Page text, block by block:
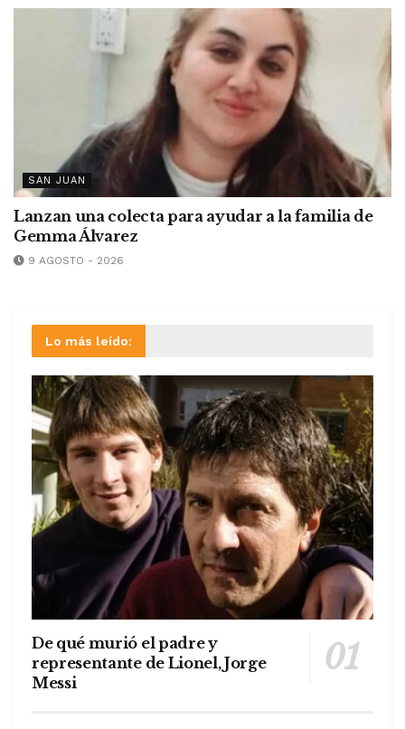
SAN JUAN
Lanzan una colecta para ayudar a la familia de
Gemma Álvarez
9 AGOSTO - 2026
Lo más leído:
De qué murió el padre y
representante de Lionel, Jorge
Messi